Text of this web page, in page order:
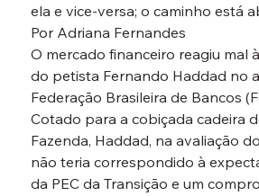
ela e vice-versa; o caminho está
Por Adriana Fernandes
O mercado financeiro reagiu mal
do petista Fernando Haddad no
Federação Brasileira de Bancos
Cotado para a cobiçada cadeira
Fazenda, Haddad, na avaliação
não teria correspondido à
da PEC da Transição e um